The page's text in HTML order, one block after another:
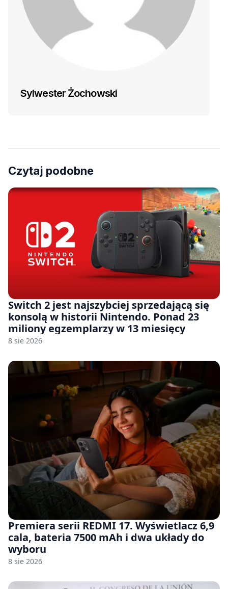
Sylwester Żochowski
Czytaj podobne
Switch 2 jest najszybciej sprzedającą się
konsolą w historii Nintendo. Ponad 23
miliony egzemplarzy w 13 miesięcy
8 sie 2026
Premiera serii REDMI 17. Wyświetlacz 6,9
cala, bateria 7500 mAh i dwa układy do
wyboru
8 sie 2026